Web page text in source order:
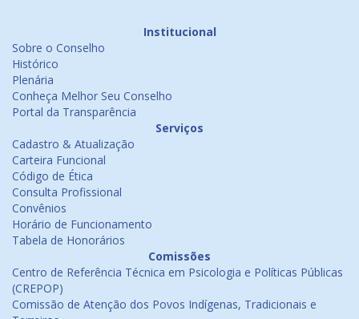
Institucional
Sobre o Conselho
Histórico
Plenária
Conheça Melhor Seu Conselho
Portal da Transparência
Serviços
Cadastro & Atualização
Carteira Funcional
Código de Ética
Consulta Profissional
Convênios
Horário de Funcionamento
Tabela de Honorários
Comissões
Centro de Referência Técnica em Psicologia e Políticas Públicas
(CREPOP)
Comissão de Atenção dos Povos Indígenas, Tradicionais e